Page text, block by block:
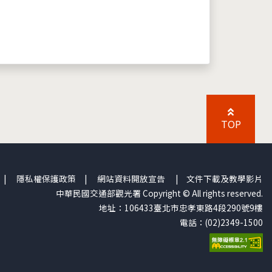
TOP
| 隱私權保護政策 | 網站資料開放宣告 | 文件下載及教學影片
中華民國交通部觀光署 Copyright © All rights reserved.
地址：106433臺北市忠孝東路4段290號9樓
電話：(02)2349-1500